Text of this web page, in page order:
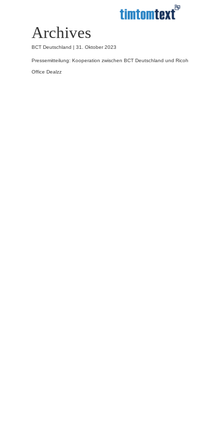
Archives
BCT Deutschland | 31. Oktober 2023
Pressemitteilung: Kooperation zwischen BCT Deutschland und Ricoh
Office Dealzz